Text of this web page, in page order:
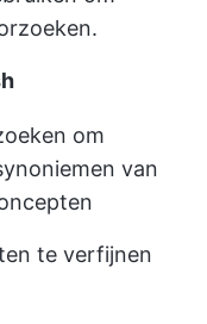
om
van
te verfijnen